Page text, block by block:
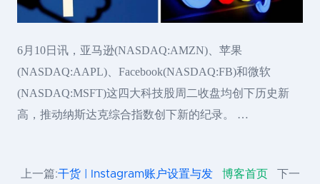
6月10日讯，亚马逊(NASDAQ:AMZN)、苹果
(NASDAQ:AAPL)、Facebook(NASDAQ:FB)和微软
(NASDAQ:MSFT)这四大科技股周二收盘均创下历史新
高，推动纳斯达克综合指数创下新的纪录。 …
上一篇:干货 | Instagram账户设置与发 博客首页
下一